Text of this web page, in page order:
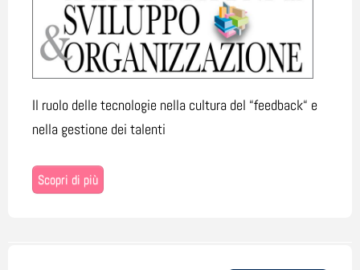
Il ruolo delle tecnologie nella cultura del “feedback“ e
nella gestione dei talenti
Scopri di più